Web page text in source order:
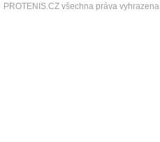
PROTENIS.CZ všechna práva vyhrazena